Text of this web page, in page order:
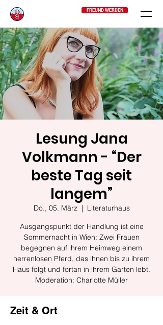
FREUND WERDEN
Lesung Jana
Volkmann - “Der
beste Tag seit
langem”
Do., 05. März
  |
Literaturhaus
Ausgangspunkt der Handlung ist eine
Sommernacht in Wien: Zwei Frauen
begegnen auf ihrem Heimweg einem
herrenlosen Pferd, das ihnen bis zu ihrem
Haus folgt und fortan in ihrem Garten lebt.
Moderation: Charlotte Müller
Zeit & Ort